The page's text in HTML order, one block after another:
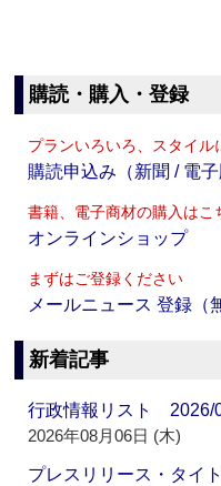
購読・購入・登録
プランいろいろ、スタイル
購読申込み（新聞 / 電子
書籍、電子商材の購入はこ
オンラインショップ
まずはご登録ください
メールニュース 登録（
新着記事
行政情報リスト 2026/
2026年08月06日 (木)
プレスリリース・タイ